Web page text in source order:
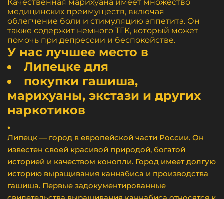
Качественная марихуана имеет множество
медицинских преимуществ, включая
облегчение боли и стимуляцию аппетита. Он
также содержит немного ТГК, который может
помочь при депрессии и беспокойстве.
У нас лучшее место в
Липецке для
покупки гашиша,
марихуаны, экстази и других
наркотиков
.
Липецк — город в европейской части России. Он
известен своей красивой природой, богатой
историей и качеством конопли. Город имеет долгую
историю выращивания каннабиса и производства
гашиша. Первые задокументированные